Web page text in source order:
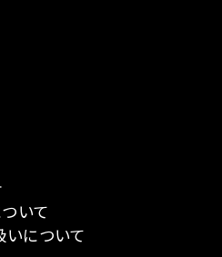
いて
いについて